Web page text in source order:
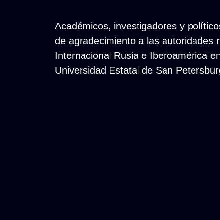
Académicos, investigadores y
de agradecimiento a las autoridades
Internacional Rusia e Iberoamérica
Universidad Estatal de San